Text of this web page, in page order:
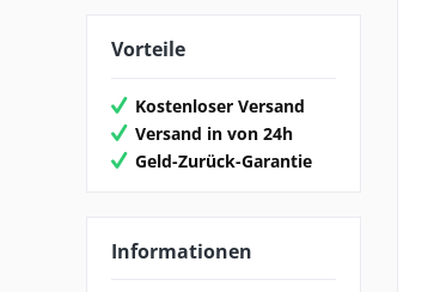
Vorteile
Kostenloser Versand
Versand in von 24h
Geld-Zurück-Garantie
Informationen